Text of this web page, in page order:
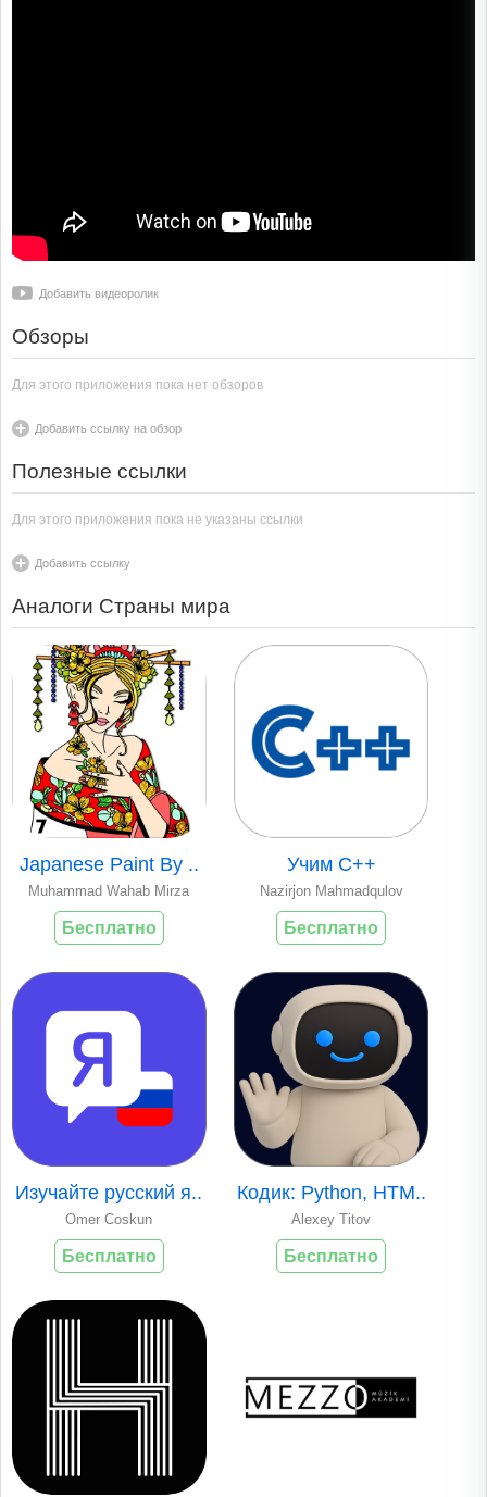
Добавить видеоролик
Обзоры
Для этого приложения пока нет обзоров
Добавить ссылку на обзор
Полезные ссылки
Для этого приложения пока не указаны ссылки
Добавить ссылку
Аналоги Страны мира
Japanese Paint By ..
Muhammad Wahab Mirza
Бесплатно
Учим C++
Nazirjon Mahmadqulov
Бесплатно
Изучайте русский я..
Omer Coskun
Бесплатно
Кодик: Python, HTM..
Alexey Titov
Бесплатно